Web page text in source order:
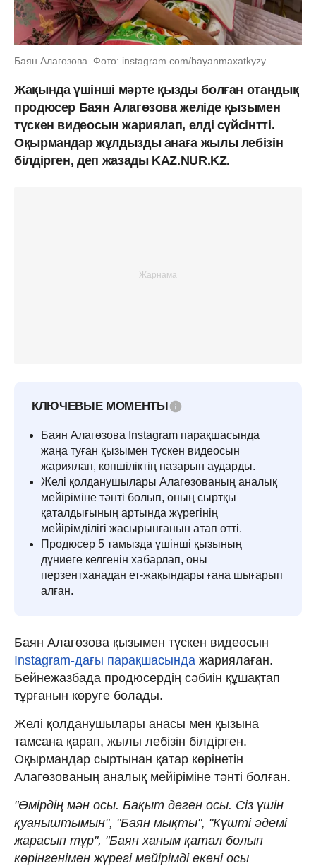
Баян Алагөзова. Фото: instagram.com/bayanmaxatkyzy
Жақында үшінші мәрте қызды болған отандық
продюсер Баян Алагөзова желіде қызымен
түскен видеосын жариялап, елді сүйсінтті.
Оқырмандар жұлдызды анаға жылы лебізін
білдірген, деп жазады KAZ.NUR.KZ.
КЛЮЧЕВЫЕ МОМЕНТЫ
Баян Алагөзова Instagram парақшасында
жаңа туған қызымен түскен видеосын
жариялап, көпшіліктің назарын аударды.
Желі қолданушылары Алагөзованың аналық
мейіріміне тәнті болып, оның сыртқы
қаталдығының артында жүрегінің
мейірімділігі жасырынғанын атап өтті.
Продюсер 5 тамызда үшінші қызының
дүниеге келгенін хабарлап, оны
перзентханадан ет-жақындары ғана шығарып
алған.
Баян Алагөзова қызымен түскен видеосын
Instagram-дағы парақшасында жариялаған.
Бейнежазбада продюсердің сәбиін құшақтап
тұрғанын көруге болады.
Желі қолданушылары анасы мен қызына
тамсана қарап, жылы лебізін білдірген.
Оқырмандар сыртынан қатар көрінетін
Алагөзованың аналық мейіріміне тәнті болған.
"Өмірдің мән осы. Бақыт деген осы. Сіз үшін
қуаныштымын", "Баян мықты", "Күшті әдемі
жарасып тұр", "Баян ханым қатал болып
көрінгенімен жүрегі мейірімді екені осы